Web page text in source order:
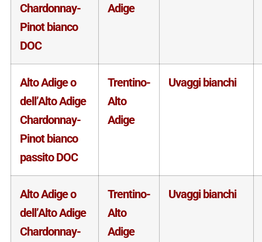
Chardonnay-
Pinot bianco
DOC
Adige
Alto Adige o
dell’Alto Adige
Chardonnay-
Pinot bianco
passito DOC
Trentino-
Alto
Adige
Uvaggi bianchi
Alto Adige o
dell’Alto Adige
Chardonnay-
Trentino-
Alto
Adige
Uvaggi bianchi